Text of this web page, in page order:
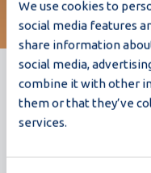
We use cookies to
social media features
share information
social media,
combine it with other
them or that they’ve
services.
Ti